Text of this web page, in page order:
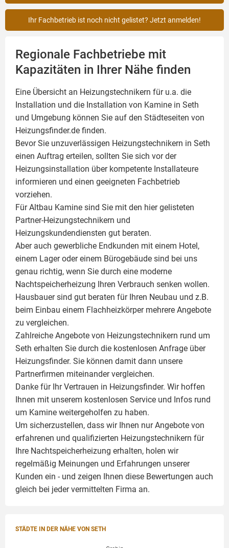
Ihr Fachbetrieb ist noch nicht gelistet? Jetzt anmelden!
Regionale Fachbetriebe mit
Kapazitäten in Ihrer Nähe finden
Eine Übersicht an Heizungstechnikern für u.a. die
Installation und die Installation von Kamine in Seth
und Umgebung können Sie auf den Städteseiten von
Heizungsfinder.de finden.
Bevor Sie unzuverlässigen Heizungstechnikern in Seth
einen Auftrag erteilen, sollten Sie sich vor der
Heizungsinstallation über kompetente Installateure
informieren und einen geeigneten Fachbetrieb
vorziehen.
Für Altbau Kamine sind Sie mit den hier gelisteten
Partner-Heizungstechnikern und
Heizungskundendiensten gut beraten.
Aber auch gewerbliche Endkunden mit einem Hotel,
einem Lager oder einem Bürogebäude sind bei uns
genau richtig, wenn Sie durch eine moderne
Nachtspeicherheizung Ihren Verbrauch senken wollen.
Hausbauer sind gut beraten für Ihren Neubau und z.B.
beim Einbau einem Flachheizkörpermehrere Angebote
zu vergleichen.
Zahlreiche Angebote von Heizungstechnikern rund um
Seth erhalten Sie durch die kostenlosen Anfrage über
Heizungsfinder. Sie können damit dann unsere
Partnerfirmen miteinander vergleichen.
Danke für Ihr Vertrauen in Heizungsfinder. Wir hoffen
Ihnen mit unserem kostenlosen Service und Infos rund
um Kamine weitergeholfen zu haben.
Um sicherzustellen, dass wir Ihnen nur Angebote von
erfahrenen und qualifizierten Heizungstechnikern für
Ihre Nachtspeicherheizung erhalten, holen wir
regelmäßig Meinungen und Erfahrungen unserer
Kunden ein - und zeigen Ihnen diese Bewertungen auch
gleich bei jeder vermittelten Firma an.
STÄDTE IN DER NÄHE VON SETH